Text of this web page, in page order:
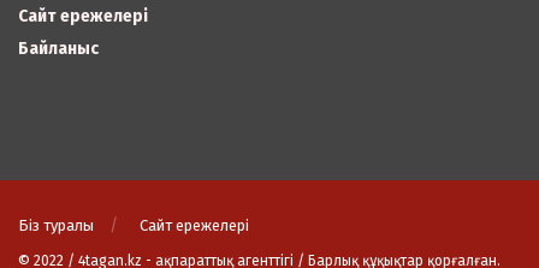
Сайт ережелері
Байланыс
Біз туралы Сайт ережелері
© 2022 / 4tagan.kz - ақпараттық агенттігі / Барлық құқықтар қорғалған.